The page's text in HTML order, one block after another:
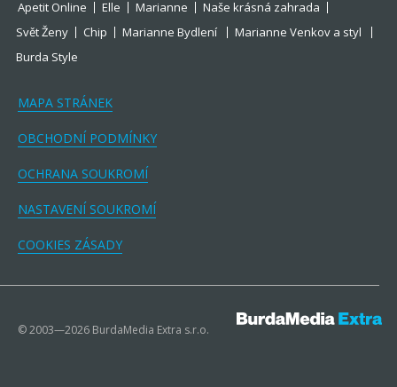
Apetit Online Elle Marianne
Naše krásná zahrada
Svět Ženy
Chip Marianne Bydlení
Marianne Venkov a styl
Burda Style
MAPA STRÁNEK
OBCHODNÍ PODMÍNKY
OCHRANA SOUKROMÍ
NASTAVENÍ SOUKROMÍ
COOKIES ZÁSADY
© 2003—2026 BurdaMedia Extra s.r.o.